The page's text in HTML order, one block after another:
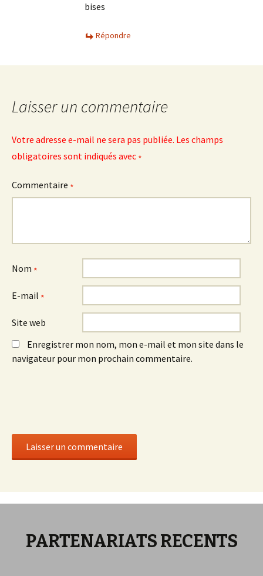
bises
Répondre
Laisser un commentaire
Votre adresse e-mail ne sera pas publiée. Les champs
obligatoires sont indiqués avec *
Commentaire *
Nom *
E-mail *
Site web
Enregistrer mon nom, mon e-mail et mon site dans le
navigateur pour mon prochain commentaire.
PARTENARIATS RECENTS